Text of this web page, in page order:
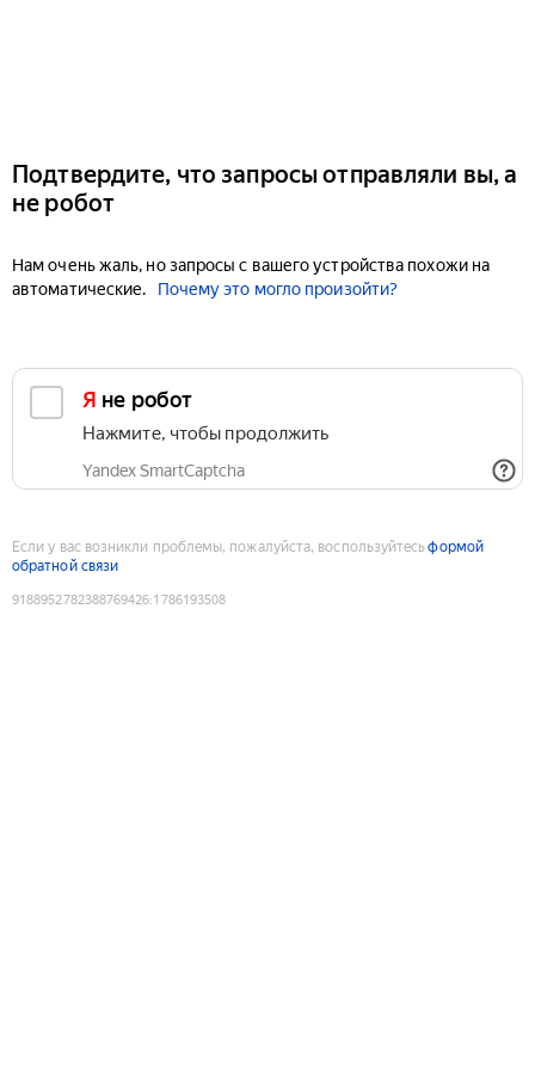
Подтвердите, что запросы отправляли вы, а
не робот
Нам очень жаль, но запросы с вашего устройства похожи на
автоматические.
Почему это могло произойти?
Я не робот
Нажмите, чтобы продолжить
Yandex SmartCaptcha
Если у вас возникли проблемы, пожалуйста, воспользуйтесьформой
обратной связи
9188952782388769426:1786193508